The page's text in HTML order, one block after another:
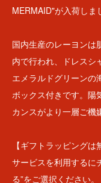
MERMAID"が入荷しま
国内生産のレーヨンは
内で行われ、ドレスシ
エメラルドグリーンの
ボックス付きです。陽
カンスがより一層ご機
【ギフトラッピング
サービスを利用するに
る”をご選択ください。